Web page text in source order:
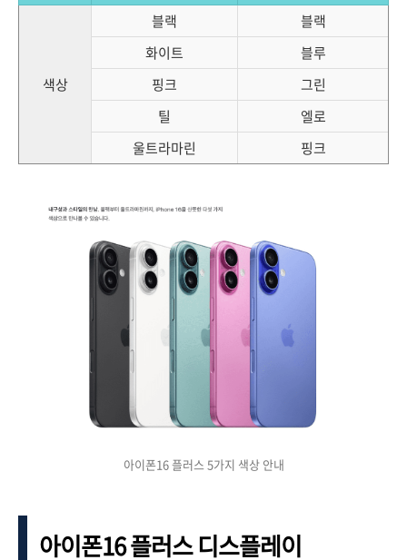
색상
블랙
블랙
화이트
블루
핑크
그린
틸
엘로
울트라마린
핑크
아이폰16 플러스 5가지 색상 안내
아이폰16 플러스 디스플레이